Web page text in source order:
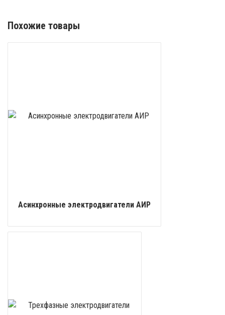
Похожие товары
Асинхронные электродвигатели АИР